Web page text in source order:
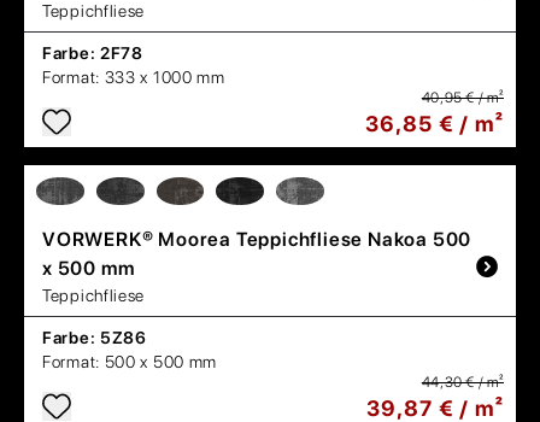
Teppichfliese
Farbe: 2F78
Format: 333 x 1000 mm
40,95 € / m²
36,85 € / m²
VORWERK® Moorea Teppichfliese Nakoa 500
x 500 mm
Teppichfliese
Farbe: 5Z86
Format: 500 x 500 mm
44,30 € / m²
39,87 € / m²